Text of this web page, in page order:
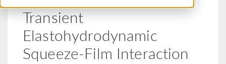
Transient
Elastohydrodynamic
Squeeze-Film Interaction